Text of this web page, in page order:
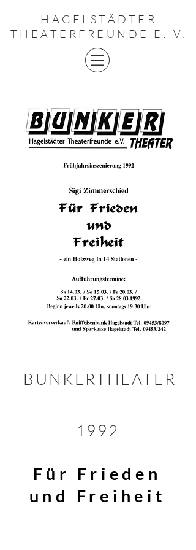
HAGELSTÄDTER
THEATERFREUNDE E. V.
BUNKERTHEATER
1992
Für Frieden
und Freiheit